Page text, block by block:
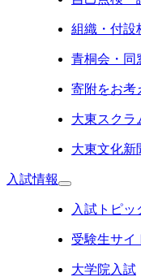
組織・付設
青桐会・同
寄附をお考
大東スクラ
大東文化新
入試情報
入試トピッ
受験生サイ
大学院入試